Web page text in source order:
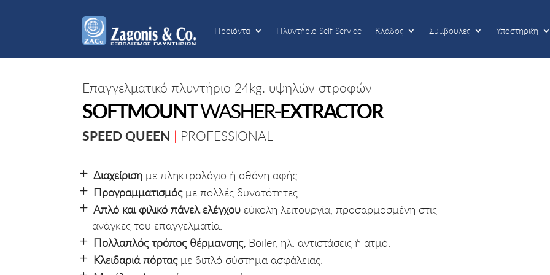
Προϊόντα Πλυντήριο Self Service Κλάδος Συμβουλές Υποστήριξη
Προϊόντα Πλυντήριο Self Service Κλάδος Συμβουλές Υποστήριξη
Επαγγελματικό πλυντήριο 24kg. υψηλών στροφών
SOFTMOUNTWASHER-EXTRACTOR
SPEED QUEEN | PROFESSIONAL
Διαχείριση με πληκτρολόγιο ή οθόνη αφής
Προγραμματισμόςμε πολλές δυνατότητες.
Απλό και φιλικό πάνελ ελέγχου εύκολη λειτουργία, προσαρμοσμένη στις
ανάγκες του επαγγελματία.
Πολλαπλός τρόπος θέρμανσης, Boiler, ηλ. αντιστάσεις ή ατμό.
Κλειδαριά πόρταςμε διπλό σύστημα ασφάλειας.